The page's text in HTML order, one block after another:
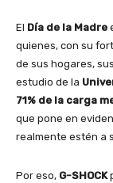
El Día de la Madre
quienes, con su
de sus hogares,
estudio de la
71% de la carga
que pone en
realmente estén a
Por eso, G-SHOCK